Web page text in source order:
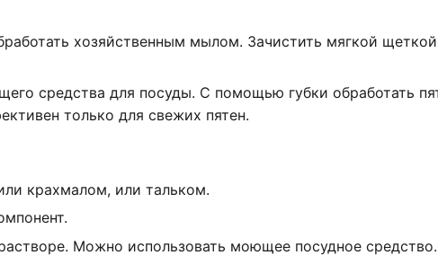
хозяйственным мылом. Зачистить мягкой
средства для посуды. С помощью губки обработать
только для свежих пятен.
крахмалом, или тальком.
Можно использовать моющее посудное средство.